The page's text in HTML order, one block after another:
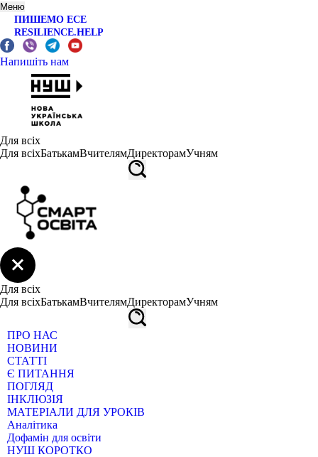
Меню
ПИШЕМО ЕСЕ
RESILIENCE.HELP
Напишіть нам
Для всіх
Для всіхБатькамВчителямДиректорамУчням
Для всіх
Для всіхБатькамВчителямДиректорамУчням
ПРО НАС
НОВИНИ
СТАТТІ
Є ПИТАННЯ
ПОГЛЯД
ІНКЛЮЗІЯ
МАТЕРІАЛИ ДЛЯ УРОКІВ
Аналітика
Дофамін для освіти
НУШ КОРОТКО